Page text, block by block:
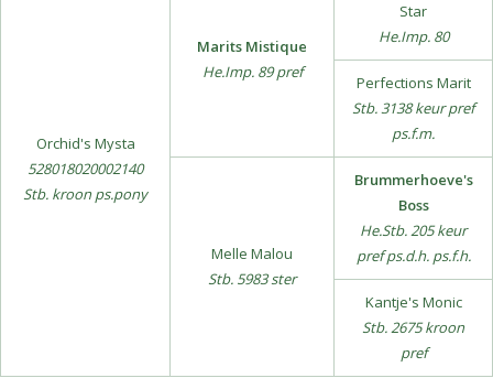
Orchid's Mysta
528018020002140
Stb. kroon ps.pony
Marits Mistique
He.Imp. 89 pref
Star
He.Imp. 80
Perfections Marit
Stb. 3138 keur pref
ps.f.m.
Melle Malou
Stb. 5983 ster
Brummerhoeve's
Boss
He.Stb. 205 keur
pref ps.d.h. ps.f.h.
Kantje's Monic
Stb. 2675 kroon
pref